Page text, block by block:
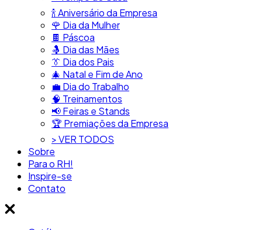
​🍾​ Aniversário da Empresa
🌹 Dia da Mulher
🍫​ Páscoa
🤱 Dia das Mães
👔​ Dia dos Pais
🎄 Natal e Fim de Ano
💼​ Dia do Trabalho
🧠​ Treinamentos
📢​ Feiras e Stands
🏆 Premiações da Empresa
> VER TODOS
Sobre
Para o RH!
Inspire-se
Contato